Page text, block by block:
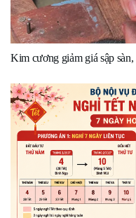
Kim cương giảm giá sập